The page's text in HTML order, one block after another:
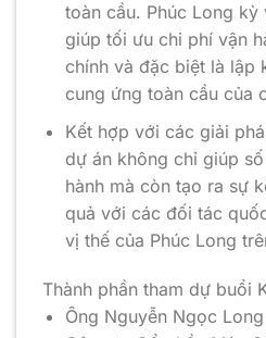
toàn cầu. Phúc Long
giúp tối ưu chi phí vận
chính và đặc biệt là lập
cung ứng toàn cầu của
Kết hợp với các giải
dự án không chỉ giúp
hành mà còn tạo ra sự
quả với các đối tác
vị thế của Phúc Long
Thành phần tham dự buổi
Ông Nguyễn Ngọc